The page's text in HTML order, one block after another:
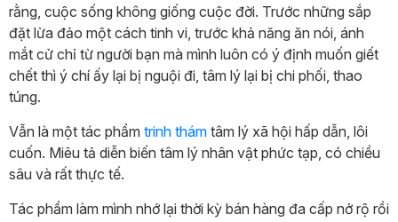
rằng, cuộc sống không giống cuộc đời. Trước những sắp
đặt lừa đảo một cách tinh vi, trước khả năng ăn nói, ánh
mắt cử chỉ từ người bạn mà mình luôn có ý định muốn giết
chết thì ý chí ấy lại bị nguội đi, tâm lý lại bị chi phối, thao
túng.
Vẫn là một tác phẩm trinh thám tâm lý xã hội hấp dẫn, lôi
cuốn. Miêu tả diễn biến tâm lý nhân vật phức tạp, có chiều
sâu và rất thực tế.
Tác phẩm làm mình nhớ lại thời kỳ bán hàng đa cấp nở rộ rồi